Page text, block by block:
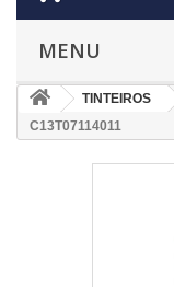
MENU
TINTEIROS
C13T07114011